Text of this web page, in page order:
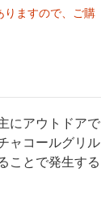
ますので、ご購
にアウトドアで
ャコールグリル
ことで発生する